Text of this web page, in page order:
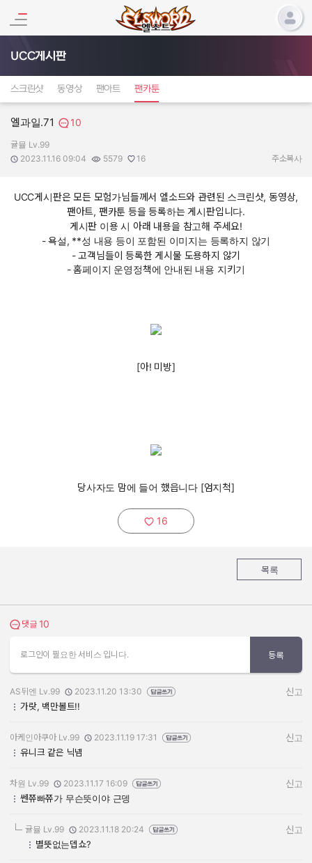
UCC게시판
스크린샷 동영상 팬아트 팬카툰
엘과일.71 10
작성자:
귤뮬 Lv.99
작성일:
2023.11.16 09:04
조회수:
5579
추천수:
16 주소복사
UCC게시판은 모든 모험가님들께서 엘소드와 관련된 스크린샷, 동영상,
팬아트, 팬카툰 등을 등록하는 게시판입니다.
게시판 이용 시 아래 내용을 참고해 주세요!
- 욕설, **성 내용 등이 포함된 이미지는 등록하지 않기
- 고객님들이 등록한 게시물 도용하지 않기
- 홈페이지 운영정책에 안내된 내용 지키기
[아! 미방]
당사자도 맘에 들어 했읍니다 [엄지척]
추천하기:
16
목록
댓글 보기
댓글 10
로그인이 필요한 서비스 입니다. 등록
작성자:
AS뒤엔 Lv.99
작성일:
2023.11.20 13:30
신고
가랏, 백만볼트!!
작성자:
아케인아쿠아 Lv.99
작성일:
2023.11.19 17:31
신고
유니크 같은 닉넴
작성자:
차원 Lv.99
작성일:
2023.11.17 16:09
신고
쎈쮸빠쮸가 무슨뜻이야 근뎅
작성자:
귤뮬 Lv.99
작성일:
2023.11.18 20:24
신고
별뜻없는뎁쇼?